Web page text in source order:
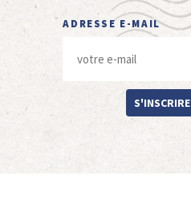
ADRESSE E-MAIL
S'INSCRIRE